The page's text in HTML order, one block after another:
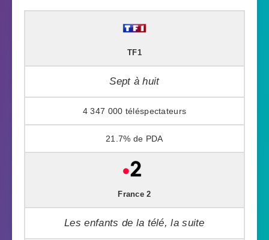
TF1
Sept à huit
4 347 000
21.7%
France 2
Les enfants de la télé, la suite